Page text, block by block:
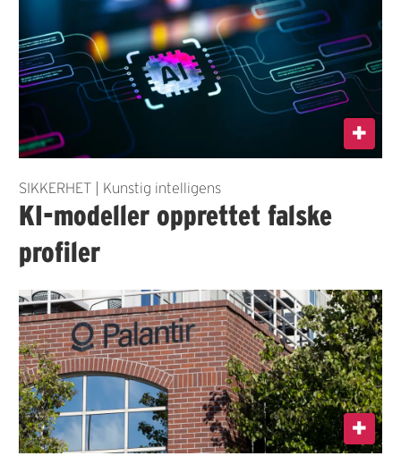
SIKKERHET | Kunstig intelligens
KI-modeller opprettet falske
profiler